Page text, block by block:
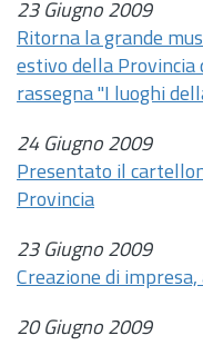
23 Giugno 2009
Ritorna la grande
estivo della Provincia
rassegna "I luoghi
24 Giugno 2009
Presentato il
Provincia
23 Giugno 2009
Creazione di
20 Giugno 2009